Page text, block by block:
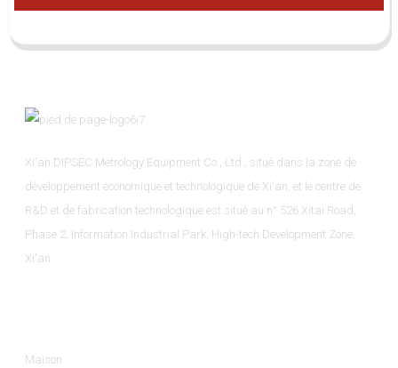
Xi'an DIPSEC Metrology Equipment Co., Ltd., situé dans la zone de
développement économique et technologique de Xi'an, et le centre de
R&D et de fabrication technologique est situé au n° 526 Xitai Road,
Phase 2, Information Industrial Park, High-tech Development Zone,
Xi'an.
Maison